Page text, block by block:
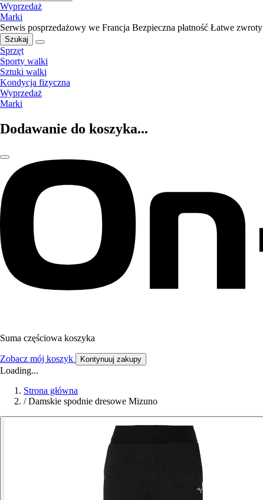
Wyprzedaż
Marki
Serwis posprzedażowy we Francja Bezpieczna płatność Łatwe zwroty
Szukaj
Sprzęt
Sporty walki
Sztuki walki
Kondycja fizyczna
Wyprzedaż
Marki
Dodawanie do koszyka...
Suma częściowa koszyka
Zobacz mój koszyk Kontynuuj zakupy
Loading...
Strona główna
/ Damskie spodnie dresowe Mizuno